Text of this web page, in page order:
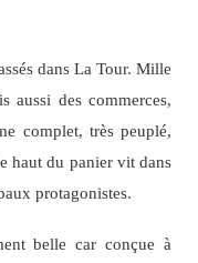
dans La Tour. Mille
aussi des commerces,
complet, très peuplé,
haut du panier vit dans
protagonistes.
belle car conçue à